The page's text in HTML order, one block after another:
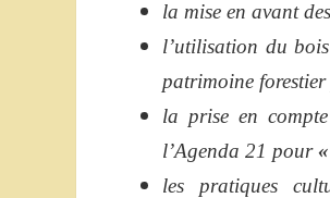
la mise en avant
l’utilisation du
patrimoine
la prise en
l’Agenda 21 pour
les pratiques